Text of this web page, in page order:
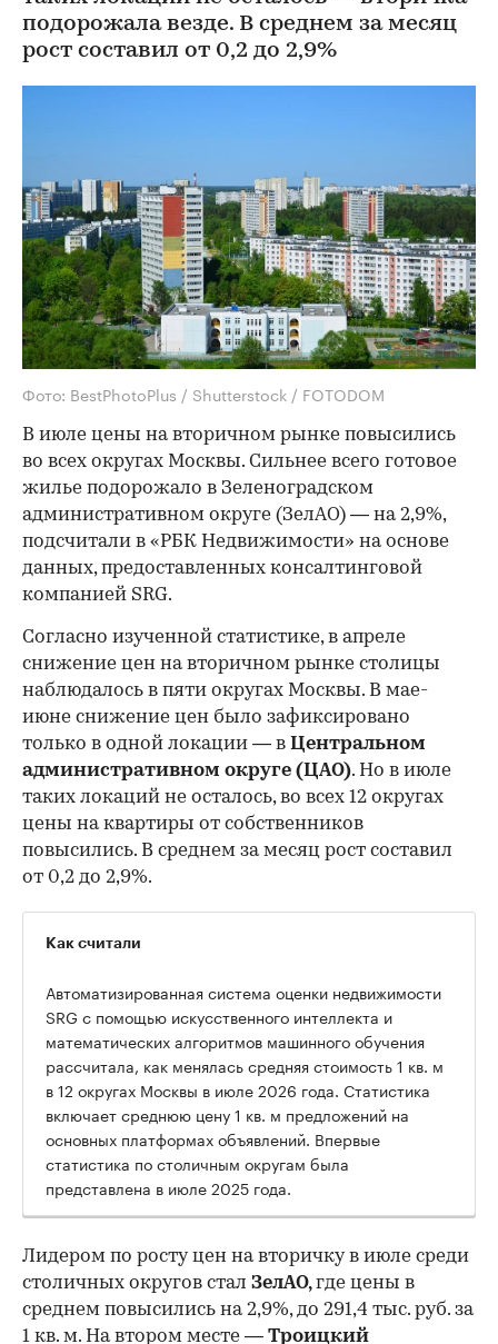
подорожала везде. В среднем за месяц
рост составил от 0,2 до 2,9%
Фото: BestPhotoPlus / Shutterstock / FOTODOM
В июле цены на вторичном рынке повысились
во всех округах Москвы. Сильнее всего готовое
жилье подорожало в Зеленоградском
административном округе (ЗелАО) — на 2,9%,
подсчитали в «РБК Недвижимости» на основе
данных, предоставленных консалтинговой
компанией SRG.
Согласно изученной статистике, в апреле
снижение цен на вторичном рынке столицы
наблюдалось в пяти округах Москвы. В мае-
июне снижение цен было зафиксировано
только в одной локации — в Центральном
административном округе (ЦАО). Но в июле
таких локаций не осталось, во всех 12 округах
цены на квартиры от собственников
повысились. В среднем за месяц рост составил
от 0,2 до 2,9%.
Как считали
Автоматизированная система оценки недвижимости
SRG с помощью искусственного интеллекта и
математических алгоритмов машинного обучения
рассчитала, как менялась средняя стоимость 1 кв. м
в 12 округах Москвы в июле 2026 года. Статистика
включает среднюю цену 1 кв. м предложений на
основных платформах объявлений. Впервые
статистика по столичным округам была
представлена в июле 2025 года.
Лидером по росту цен на вторичку в июле среди
столичных округов стал ЗелАО,где цены в
среднем повысились на 2,9%, до 291,4 тыс. руб. за
1 кв. м. На втором месте — Троицкий